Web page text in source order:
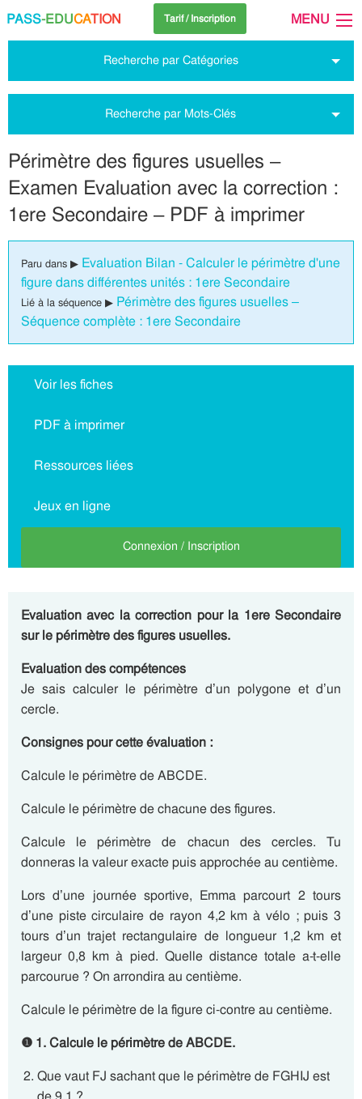
PASS-EDUCATION Tarif / Inscription MENU
Recherche par Catégories
Recherche par Mots-Clés
Périmètre des figures usuelles –
Examen Evaluation avec la correction :
1ere Secondaire – PDF à imprimer
Paru dans ▶ Evaluation Bilan - Calculer le périmètre d'une
figure dans différentes unités : 1ere Secondaire
Lié à la séquence ▶ Périmètre des figures usuelles –
Séquence complète : 1ere Secondaire
Voir les fiches
PDF à imprimer
Ressources liées
Jeux en ligne
Connexion / Inscription
Evaluation avec la correction pour la 1ere Secondaire
sur le périmètre des figures usuelles.
Evaluation des compétences
Je sais calculer le périmètre d’un polygone et d’un
cercle.
Consignes pour cette évaluation :
Calcule le périmètre de ABCDE.
Calcule le périmètre de chacune des figures.
Calcule le périmètre de chacun des cercles. Tu
donneras la valeur exacte puis approchée au centième.
Lors d’une journée sportive, Emma parcourt 2 tours
d’une piste circulaire de rayon 4,2 km à vélo ; puis 3
tours d’un trajet rectangulaire de longueur 1,2 km et
largeur 0,8 km à pied. Quelle distance totale a-t-elle
parcourue ? On arrondira au centième.
Calcule le périmètre de la figure ci-contre au centième.
❶ 1. Calcule le périmètre de ABCDE.
Que vaut FJ sachant que le périmètre de FGHIJ est